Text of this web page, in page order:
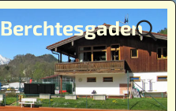
Berchtesgaden